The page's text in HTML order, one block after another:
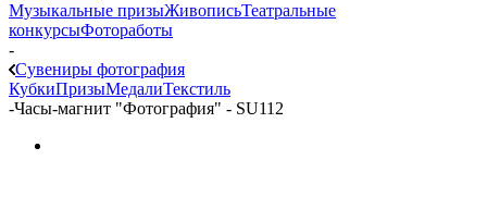
Музыкальные призыЖивописьТеатральные
конкурсыФотоработы
-
Сувениры фотография
КубкиПризыМедалиТекстиль
-Часы-магнит "Фотография" - SU112